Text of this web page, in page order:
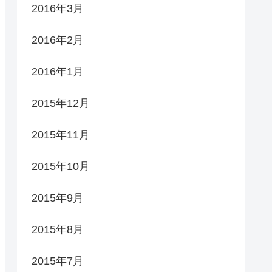
2016年3月
2016年2月
2016年1月
2015年12月
2015年11月
2015年10月
2015年9月
2015年8月
2015年7月